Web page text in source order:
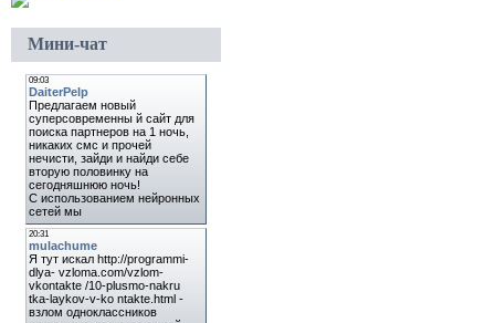
Мини-чат